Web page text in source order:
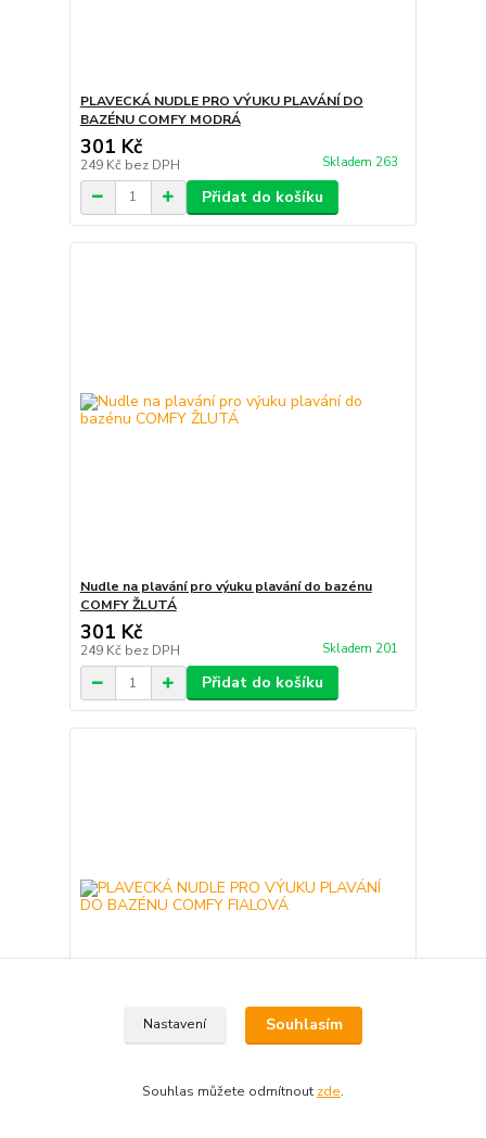
PLAVECKÁ NUDLE PRO VÝUKU PLAVÁNÍ DO
BAZÉNU COMFY MODRÁ
301 Kč
249 Kč bez DPH Skladem 263
Přidat do košíku
Nudle na plavání pro výuku plavání do bazénu
COMFY ŽLUTÁ
301 Kč
249 Kč bez DPH Skladem 201
Přidat do košíku
BAZÉNU COMFY FIALOVÁ
Nastavení Souhlasím
Souhlas můžete odmítnout zde.